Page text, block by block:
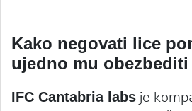
Kako negovati lice
ujedno mu
IFC Cantabria labs je